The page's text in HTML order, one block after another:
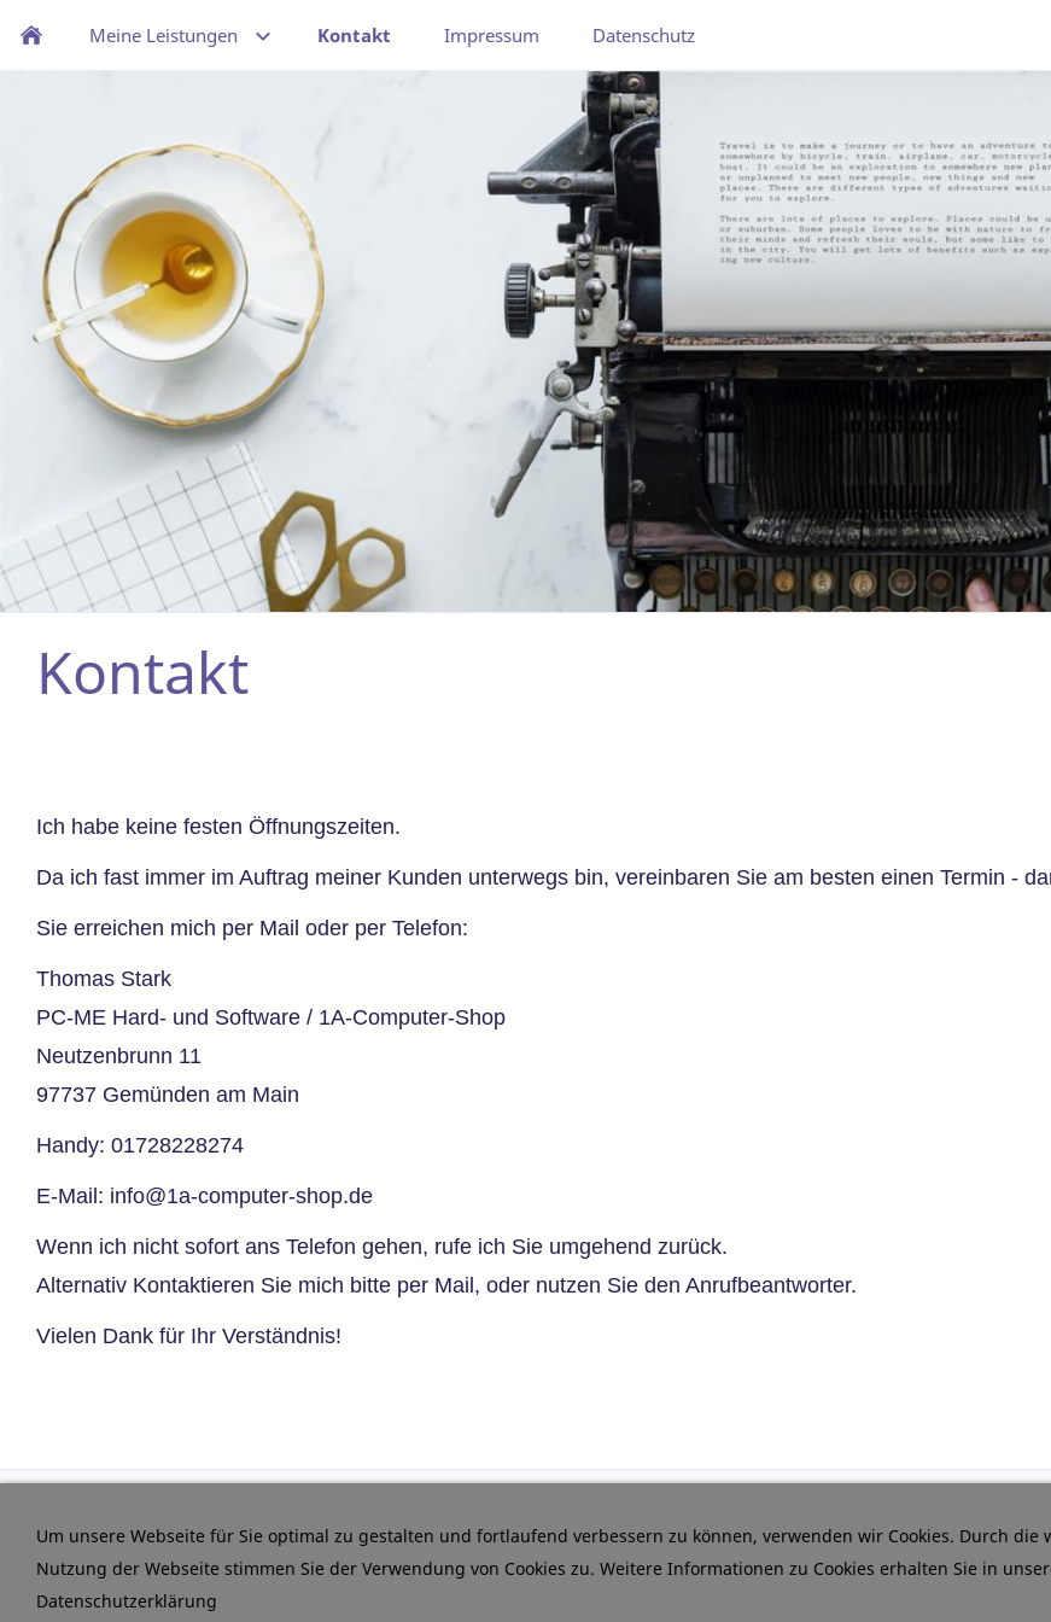
Meine Leistungen Kontakt Impressum Datenschutz
Kontakt
Ich habe keine festen Öffnungszeiten.
Da ich fast immer im Auftrag meiner Kunden unterwegs bin, vereinbaren Sie am besten einen Termin -
Sie erreichen mich per Mail oder per Telefon:
Thomas Stark
PC-ME Hard- und Software / 1A-Computer-Shop
Neutzenbrunn 11
97737 Gemünden am Main
Handy: 01728228274
E-Mail: info@1a-computer-shop.de
Wenn ich nicht sofort ans Telefon gehen, rufe ich Sie umgehend zurück.
Alternativ Kontaktieren Sie mich bitte per Mail, oder nutzen Sie den Anrufbeantworter.
Vielen Dank für Ihr Verständnis!
Impressum Datenschutz
Um unsere Webseite für Sie optimal zu gestalten und fortlaufend verbessern zu können, verwenden wir Cookies. Durch die
Nutzung der Webseite stimmen Sie der Verwendung von Cookies zu. Weitere Informationen zu Cookies erhalten Sie in
Datenschutzerklärung